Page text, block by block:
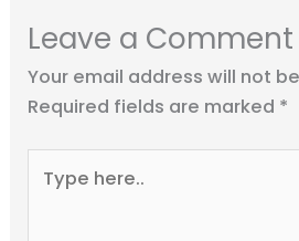
Leave a Comment
Your email address will not
Required fields are marked *
here..